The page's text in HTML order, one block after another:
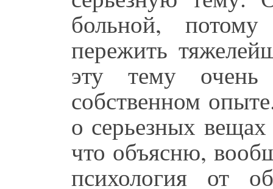
больной,
пережить
эту тему
собственном
о серьезных
что объясню,
психология от